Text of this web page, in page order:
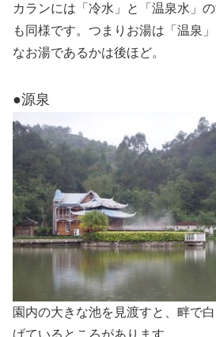
カランには「冷水」と「温泉水」
も同様です。つまりお湯は「温泉
なお湯であるかは後ほど。
●源泉
園内の大きな池を見渡すと、畔で
げているところがあります。